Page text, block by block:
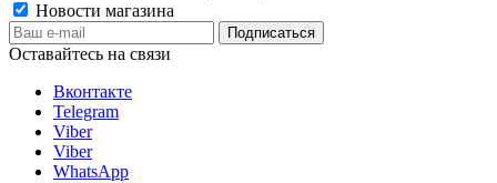
Новости магазина
Оставайтесь на связи
Вконтакте
Telegram
Viber
Viber
WhatsApp